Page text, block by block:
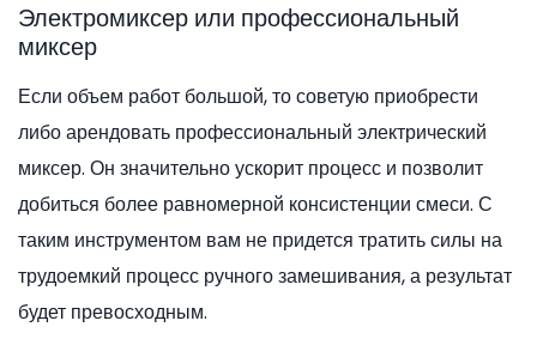
Электромиксер или профессиональный
миксер
Если объем работ большой, то советую приобрести
либо арендовать профессиональный электрический
миксер. Он значительно ускорит процесс и позволит
добиться более равномерной консистенции смеси. С
таким инструментом вам не придется тратить силы на
трудоемкий процесс ручного замешивания, а результат
будет превосходным.